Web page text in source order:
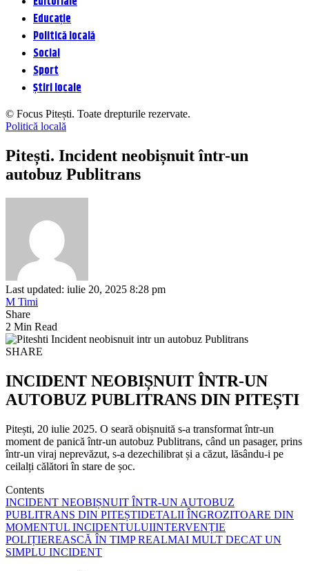
Educație
Politică locală
Social
Sport
Știri locale
© Focus Pitești. Toate drepturile rezervate.
Politică locală
Pitești. Incident neobișnuit într-un
autobuz Publitrans
Last updated: iulie 20, 2025 8:28 pm
M Timi
Share
2 Min Read
SHARE
INCIDENT NEOBIȘNUIT ÎNTR-UN
AUTOBUZ PUBLITRANS DIN PITEȘTI
Pitești, 20 iulie 2025. O seară obișnuită s-a transformat într-un
moment de panică într-un autobuz Publitrans, când un pasager, prins
într-un viraj neprevăzut, s-a dezechilibrat și a căzut, lăsându-i pe
ceilalți călători în stare de șoc.
Contents
INCIDENT NEOBIȘNUIT ÎNTR-UN AUTOBUZ
PUBLITRANS DIN PITEȘTIDETALII ÎNGROZITOARE DIN
MOMENTUL INCIDENTULUIINTERVENȚIE
POLIȚIEREASCĂ ÎN TIMP REALMAI MULT DECAT UN
SIMPLU INCIDENT